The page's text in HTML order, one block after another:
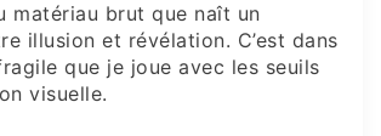
matériau brut que naît un
illusion et révélation. C’est dans
que je joue avec les seuils
visuelle.